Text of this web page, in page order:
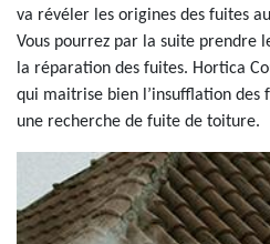
va révéler les origines des fuites
Vous pourrez par la suite prendre
la réparation des fuites. Hortica
qui maitrise bien l’insufflation des
une recherche de fuite de toiture.